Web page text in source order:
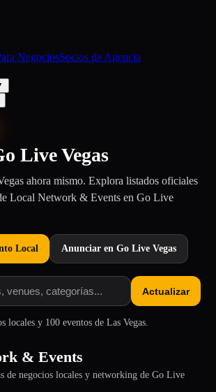
NegociosSocios de Agencia
Live Vegas
ahora mismo. Explora listados oficiales
Local Network & Events en Go Live
Local Anunciar en Go Live Vegas
Actualizar
locales y 100 eventos de Las Vegas.
& Events
de negocios locales y networking de Go Live